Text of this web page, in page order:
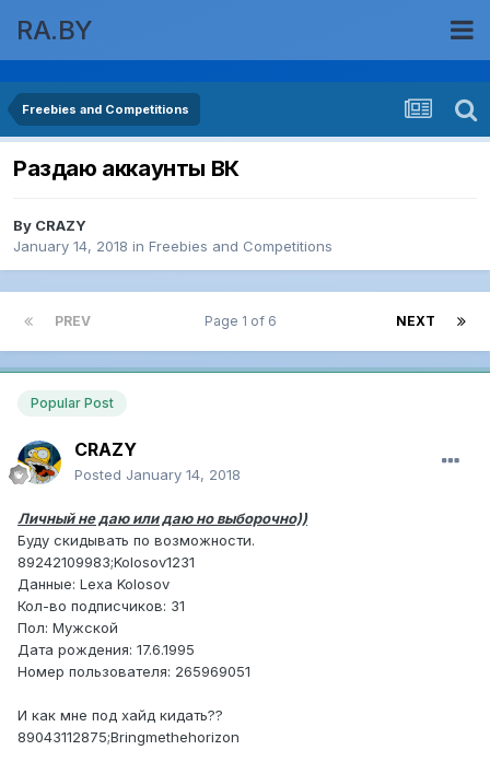
RA.BY
Freebies and Competitions
Раздаю аккаунты ВК
By CRAZY
January 14, 2018 in Freebies and Competitions
PREV NEXT
Page 1 of 6
Popular Post
CRAZY
Posted January 14, 2018
Личный не даю или даю но выборочно))
Буду скидывать по возможности.
89242109983;Kolosov1231
Данные: Lexa Kolosov
Кол-во подписчиков: 31
Пол: Мужской
Дата рождения: 17.6.1995
Номер пользователя: 265969051
И как мне под хайд кидать??
89043112875;Bringmethehorizon